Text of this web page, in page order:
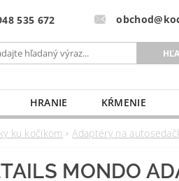
535 672
HRANIE KŔMENIE
MLIEKO A VÝŽIVA PRE
ku kočíkom Adaptéry na
MONDO